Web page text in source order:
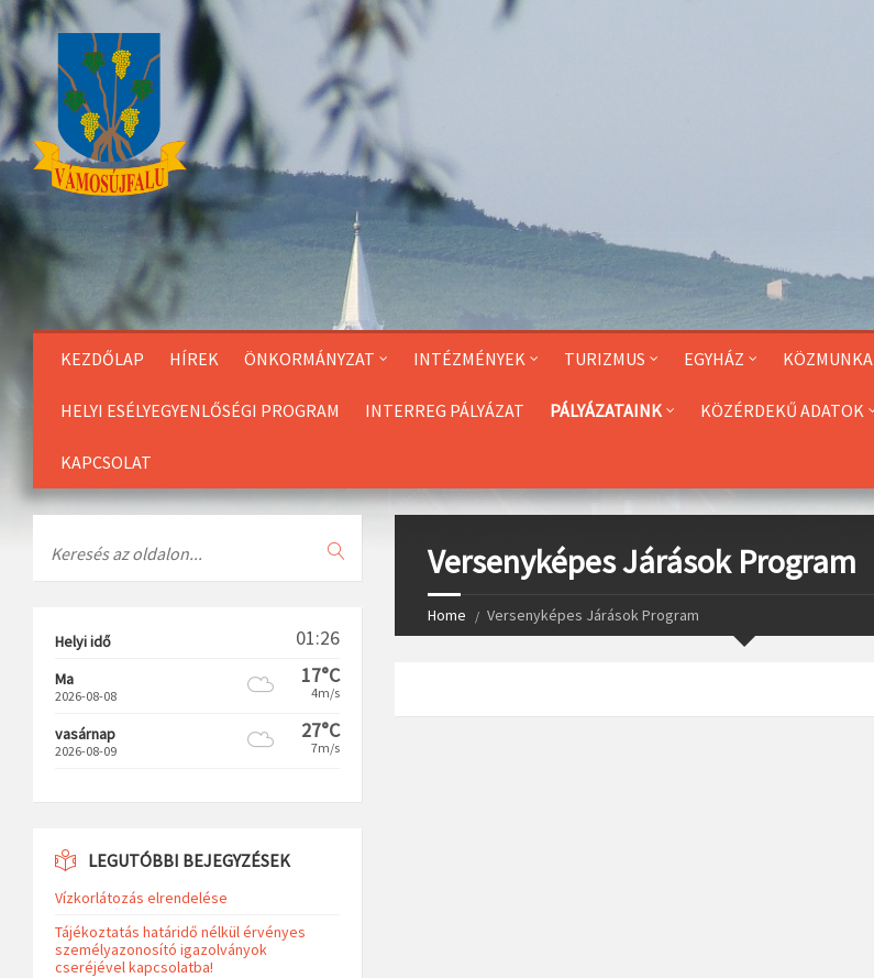
Skip
to
Content
KEZDŐLAP HÍREK ÖNKORMÁNYZAT INTÉZMÉNYEK TURIZMUS EGYHÁZ KÖZMUNKA
HELYI ESÉLYEGYENLŐSÉGI PROGRAM INTERREG PÁLYÁZAT PÁLYÁZATAINK KÖZÉRDEKŰ ADATOK
KAPCSOLAT
Versenyképes Járások Program
Home Versenyképes Járások Program
Helyi idő 01:26
Ma
2026-08-08
17°C
4m/s
vasárnap
2026-08-09
27°C
7m/s
LEGUTÓBBI BEJEGYZÉSEK
Vízkorlátozás elrendelése
Tájékoztatás határidő nélkül érvényes
személyazonosító igazolványok
cseréjével kapcsolatba!